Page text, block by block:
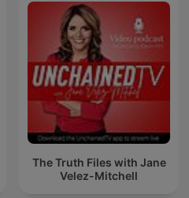
The Truth Files with Jane
Velez-Mitchell